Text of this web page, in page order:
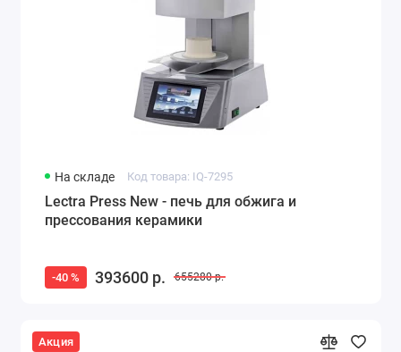
На складе Код товара: IQ-7295
Lectra Press New - печь для обжига и
прессования керамики
-40 % 393600 р. 655280 р.
Акция